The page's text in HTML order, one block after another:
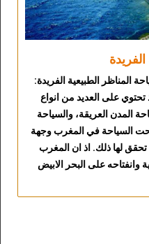
المناظر الطبيعية الفريدة:
تحتوي على العديد من انواع
المدن العريقة، والسياحة
السياحة في المغرب وجهة
لها ذلك. اذ ان المغرب
وانفتاحه على البحر الابيض